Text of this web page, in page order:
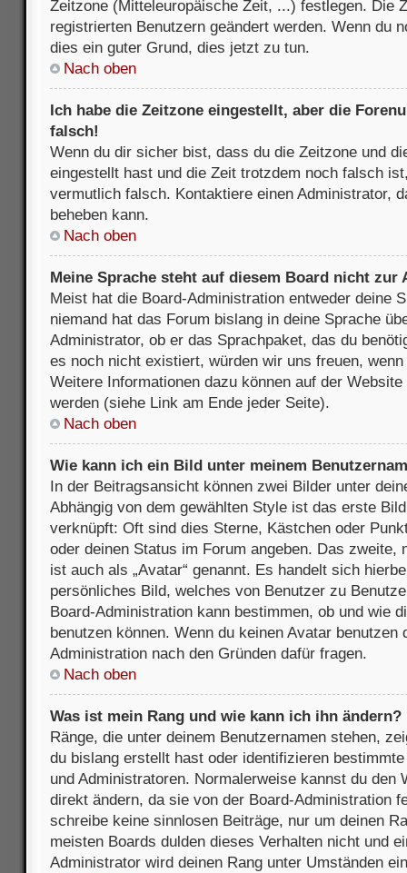
Zeitzone (Mitteleuropäische Zeit, ...) festlegen. Die
registrierten Benutzern geändert werden. Wenn du
dies ein guter Grund, dies jetzt zu tun.
Nach oben
Ich habe die Zeitzone eingestellt, aber die
falsch!
Wenn du dir sicher bist, dass du die Zeitzone und
eingestellt hast und die Zeit trotzdem noch falsch
vermutlich falsch. Kontaktiere einen Administrator,
beheben kann.
Nach oben
Meine Sprache steht auf diesem Board nicht zur
Meist hat die Board-Administration entweder deine
niemand hat das Forum bislang in deine Sprache
Administrator, ob er das Sprachpaket, das du
es noch nicht existiert, würden wir uns freuen,
Weitere Informationen dazu können auf der
werden (siehe Link am Ende jeder Seite).
Nach oben
Wie kann ich ein Bild unter meinem
In der Beitragsansicht können zwei Bilder unter
Abhängig von dem gewählten Style ist das erste
verknüpft: Oft sind dies Sterne, Kästchen oder
oder deinen Status im Forum angeben. Das zweite,
ist auch als „Avatar“ genannt. Es handelt sich
persönliches Bild, welches von Benutzer zu
Board-Administration kann bestimmen, ob und wie
benutzen können. Wenn du keinen Avatar
Administration nach den Gründen dafür fragen.
Nach oben
Was ist mein Rang und wie kann ich ihn ändern?
Ränge, die unter deinem Benutzernamen stehen,
du bislang erstellt hast oder identifizieren
und Administratoren. Normalerweise kannst du den
direkt ändern, da sie von der Board-Administration
schreibe keine sinnlosen Beiträge, nur um deinen
meisten Boards dulden dieses Verhalten nicht und
Administrator wird deinen Rang unter Umständen